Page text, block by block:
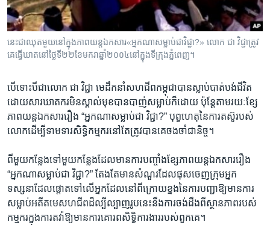
ទំព័រ​
រចនា
សម្ព័ន្ធ​
ទៅ​
កាន់​
ទំព័រ​
ស្វែង​
កម្មវិធីទាំងអស់
Khmer English
ភាសា
នេះ​ជា​ឈុត​មួយ​នៅ​ក្នុង​ភាព​យន្ត​ឯកសារ​«អ្នក​ណា​សម្លាប់​ជា​វិជ្ជា?» លោក​ ជា វិជ្ជា​ត្រូវ​
គេ​ធ្វើ​ឃាត​នៅ​ថ្ងៃ​ទី​២២​ខែ​មករា​ឆ្នាំ​២០០៤​នៅ​ក្នុង​ទី​ក្រុង​ភ្នំពេញ។
បើ​ទោះ​បីជា​លោក​ ជា​ វិជ្ជា​ មេដឹក​នាំ​សហ​ជីព​កម្ពុជា​បានស្លាប់បាត់បង់​ជីវិត
ដោយសារឃាតករ​មិន​ស្គាល់មុខបានបាញ់​សម្លាប់​ក៏​ដោយ ប៉ុន្តែតាម​រយៈ​ខ្សែ​
ភាព​យន្តឯកសាររឿង​ “អ្នកណា​សម្លាប់​ជា វិជ្ជា?” បុព្វហេតុនៃ​ការ​តស៊ូ​របស់​
លោកដើម្បីទាម​ទារសិទ្ធិកម្មករ​នៅ​តែ​ត្រូវ​បាន​គេចង​ចាំ​ជានិច្ច។
ពី​មួយ​កន្លែង​ទៅ​មួយ​កន្លែង​ដែល​មាន​ការ​បញ្ចាំង​ខ្សែ​ភាពយន្ត​ឯកសារ​រឿង​
“អ្នកណា​សម្លាប់ជា វិជ្ជា?” ​តែ​ង​តែ​មាន​សំណួរ​ដែល​ផុស​ចេញ​ក្រុម​អ្នក​
ទស្សនា​ដែល​ផ្តោត​ទៅ​លើ​អ្នក​ដែល​នៅពីក្រោយ​ខ្នង​នៃ​ការ​បញ្ជា​ឱ្យ​មាន​ការ​
សម្លាប់​អតីត​មេ​សហជីព​ដ៏ល្បីល្បាញ​រូប​នេះ​នឹង​ការ​ចង់ដឹង​ពី​ស្ថាន​ភាព​របស់​
កម្មករ​ក្នុង​ការ​តវ៉ា​ឱ្យ​មាន​ការ​គោរព​សិទ្ធិ​ការងារ​របស់​ពួកគេ។